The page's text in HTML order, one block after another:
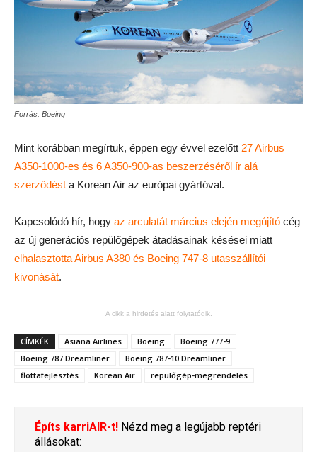
Forrás: Boeing
Mint korábban megírtuk, éppen egy évvel ezelőtt 27 Airbus
A350-1000-es és 6 A350-900-as beszerzéséről ír alá
szerződést a Korean Air az európai gyártóval.
Kapcsolódó hír, hogy az arculatát március elején megújító cég
az új generációs repülőgépek átadásainak késései miatt
elhalasztotta Airbus A380 és Boeing 747-8 utasszállítói
kivonását.
A cikk a hirdetés alatt folytatódik.
CÍMKÉK Asiana Airlines Boeing
Boeing 777-9
Boeing 787 Dreamliner
Boeing 787-10 Dreamliner
flottafejlesztés
Korean Air repülőgép-megrendelés
Építs karriAIR-t! Nézd meg a legújabb reptéri
állásokat: